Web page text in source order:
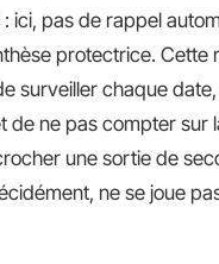
: ici, pas de rappel
protectrice. Cette
surveiller chaque
de ne pas compter sur
une sortie de
ne se joue